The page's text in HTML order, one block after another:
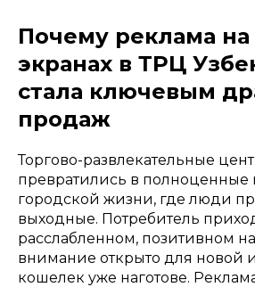
Почему реклама
экранах в ТРЦ
стала ключевым
продаж
Торгово-развлекательные
превратились в полноценные
городской жизни, где люди
выходные. Потребитель
расслабленном, позитивном
внимание открыто для новой
кошелек уже наготове.